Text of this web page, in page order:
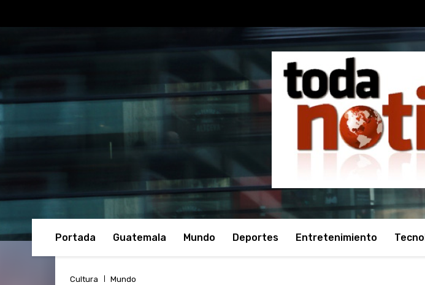
Portada Guatemala Mundo Deportes Entretenimiento
Cultura Mundo